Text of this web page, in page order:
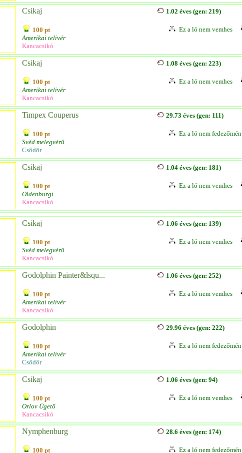
Csikaj
100 pt
Amerikai telivér
Kancacsikó
1.02 éves (gen: 219)
Ez a ló nem vemhes
Csikaj
100 pt
Amerikai telivér
Kancacsikó
1.08 éves (gen: 223)
Ez a ló nem vemhes
Timpex Couperus
100 pt
Svéd melegvérű
Csődör
29.73 éves (gen: 111)
Ez a ló nem fedezőmén
Csikaj
100 pt
Oldenburgi
Kancacsikó
1.04 éves (gen: 181)
Ez a ló nem vemhes
Csikaj
100 pt
Svéd melegvérű
Kancacsikó
1.06 éves (gen: 139)
Ez a ló nem vemhes
Godolphin Painter&lsqu...
100 pt
Amerikai telivér
Kancacsikó
1.06 éves (gen: 252)
Ez a ló nem vemhes
Godolphin
100 pt
Amerikai telivér
Csődör
29.96 éves (gen: 222)
Ez a ló nem fedezőmén
Csikaj
100 pt
Orlov Ügető
Kancacsikó
1.06 éves (gen: 94)
Ez a ló nem vemhes
Nymphenburg
100 pt
28.6 éves (gen: 174)
Ez a ló nem fedezőmén